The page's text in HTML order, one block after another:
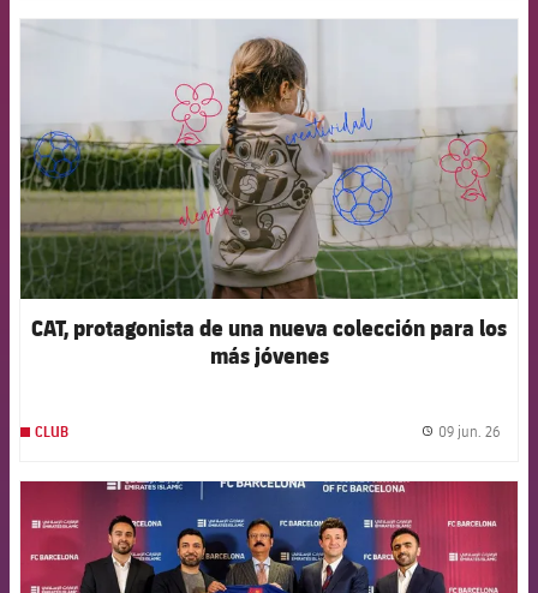
CAT, protagonista de una nueva colección para los
más jóvenes
CLUB 09 jun. 26
FCB Barcelona badge